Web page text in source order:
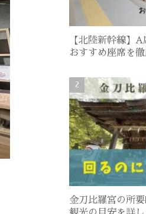
【北陸新幹線】
おすすめ座席を
金刀比羅宮の所